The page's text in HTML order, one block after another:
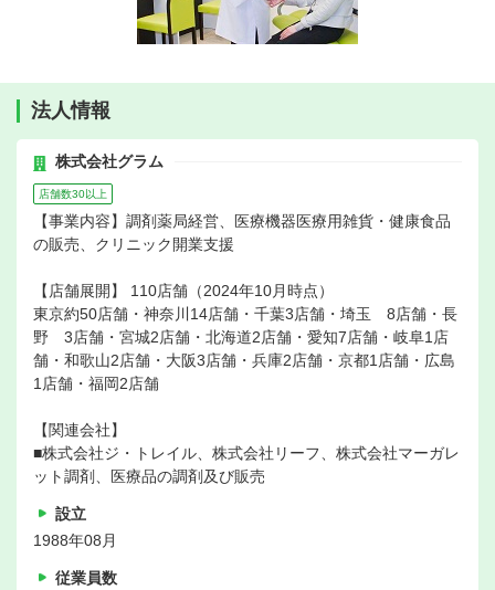
法人情報
株式会社グラム
店舗数30以上
【事業内容】調剤薬局経営、医療機器医療用雑貨・健康食品
の販売、クリニック開業支援
【店舗展開】 110店舗（2024年10月時点）
東京約50店舗・神奈川14店舗・千葉3店舗・埼玉 8店舗・長
野 3店舗・宮城2店舗・北海道2店舗・愛知7店舗・岐阜1店
舗・和歌山2店舗・大阪3店舗・兵庫2店舗・京都1店舗・広島
1店舗・福岡2店舗
【関連会社】
■株式会社ジ・トレイル、株式会社リーフ、株式会社マーガレ
ット調剤、医療品の調剤及び販売
設立
1988年08月
従業員数